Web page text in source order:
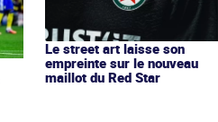
Le street art laisse son
empreinte sur le nouveau
maillot du Red Star